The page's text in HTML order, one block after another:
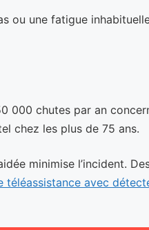
ou une fatigue
000 chutes par an
chez les plus de 75 ans.
minimise l’incident.
téléassistance avec